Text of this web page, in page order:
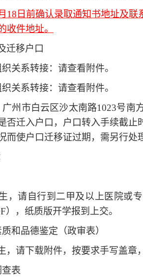
18日前确认录取通知书地址及
收件地址。
迁移户口
关系转接：请查看附件。
关系转接：请查看附件。
广州市白云区沙太南路1023号
否迁入户口，户口转入手续截
而使户口迁移证过期，需另行处
，请自行到二甲及以上医院或
），纸质版开学报到上交。
和品德鉴定（政审表）
，请下载附件，按要求手写盖
表